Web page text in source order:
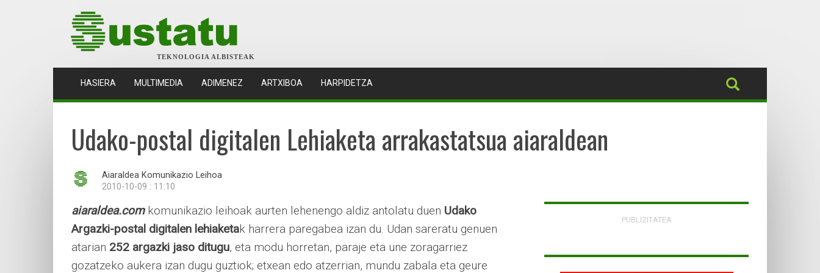
TEKNOLOGIA ALBISTEAK
HASIERA (CURRENT)
MULTIMEDIA ADIMENEZ ARTXIBOA HARPIDETZA
Udako-postal digitalen Lehiaketa arrakastatsua aiaraldean
Aiaraldea Komunikazio Leihoa
2010-10-09 : 11:10
aiaraldea.comkomunikazio leihoak aurten lehenengo aldiz antolatu duen Udako
Argazki-postal digitalen lehiaketak harrera paregabea izan du. Udan sareratu genuen
atarian 252 argazki jaso ditugu, eta modu horretan, paraje eta une zoragarriez
gozatzeko aukera izan dugu guztiok; etxean edo atzerrian, mundu zabala eta geure
PUBLIZITATEA